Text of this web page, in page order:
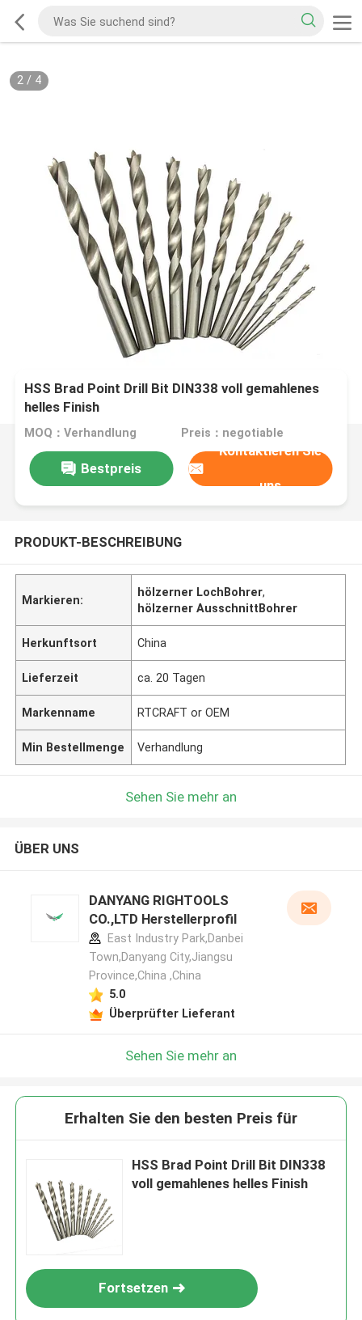
2/ 4
HSS Brad Point Drill Bit DIN338 voll gemahlenes
helles Finish
MOQ：Verhandlung Preis：negotiable
Bestpreis
Kontaktieren Sie
uns
PRODUKT-BESCHREIBUNG
Markieren:
hölzerner LochBohrer,
hölzerner AusschnittBohrer
Herkunftsort China
Lieferzeit ca. 20 Tagen
Markenname RTCRAFT or OEM
Min Bestellmenge Verhandlung
Sehen Sie mehr an
ÜBER UNS
DANYANG RIGHTOOLS
CO.,LTD Herstellerprofil
East Industry Park,Danbei
Town,Danyang City,Jiangsu
Province,China ,China
5.0
Überprüfter Lieferant
Sehen Sie mehr an
Erhalten Sie den besten Preis für
HSS Brad Point Drill Bit DIN338
voll gemahlenes helles Finish
Fortsetzen